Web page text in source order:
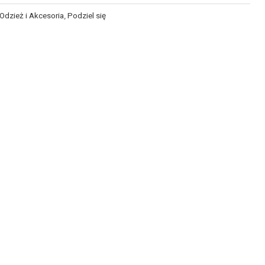
Odzież i Akcesoria Podziel się